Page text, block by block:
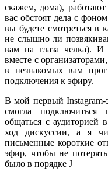
скажем, дома),
вас обстоят дела с
вы будете смотреться
не слышно ли
вам на глаза челка). И
вместе с
в незнакомых вам
подключения к эфиру.
В мой первый
смогла
общаться с аудиторией
ход дискуссии, а я
письменные короткие
эфир, чтобы не
было в порядке J